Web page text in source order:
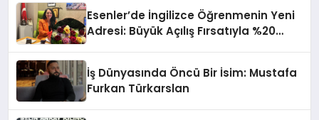
Esenler’de İngilizce Öğrenmenin Yeni
Adresi: Büyük Açılış Fırsatıyla %20
İş Dünyasında Öncü Bir İsim: Mustafa
Furkan Türkarslan